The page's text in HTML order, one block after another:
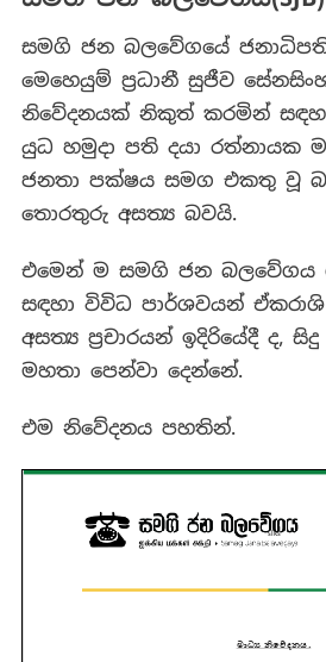
සමගි ජන බලවේගයේ
මෙහෙයුම් ප්‍රධානී සුජීව
නිවේදනයක් නිකුත් කරමින්
යුධ හමුදා පති දයා රත්නායක
ජනතා පක්ෂය සමග එකතු වූ
තොරතුරු අසත්‍ය බවයි.
එමෙන් ම සමගි ජන
සඳහා විවිධ පාර්ශවයන්
අසත්‍ය ප්‍රචාරයන් ඉදිරියේදී ද,
මහතා පෙන්වා දෙන්නේ.
එම නිවේදනය පහතින්.